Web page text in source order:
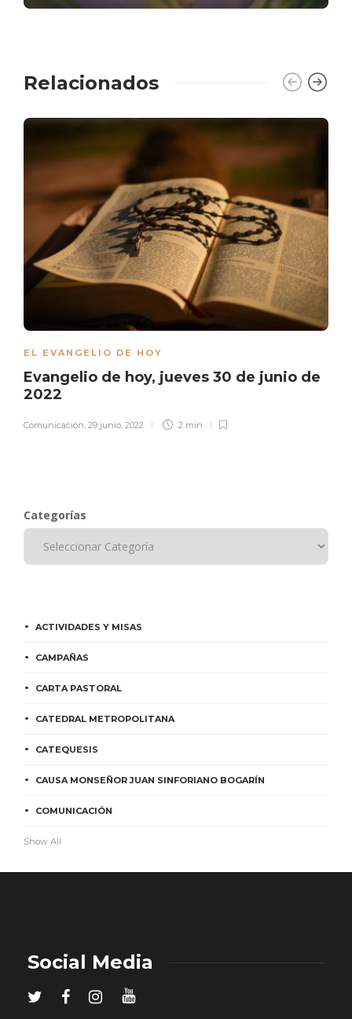
Relacionados
EL EVANGELIO DE HOY
Evangelio de hoy, jueves 30 de junio de
2022
Comunicación, 29 junio, 2022 2 min
Categorías
ACTIVIDADES Y MISAS
CAMPAÑAS
CARTA PASTORAL
CATEDRAL METROPOLITANA
CATEQUESIS
CAUSA MONSEÑOR JUAN SINFORIANO BOGARÍN
COMUNICACIÓN
Show All
Social Media